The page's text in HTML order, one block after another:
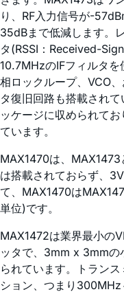
り、RF入力信号が-
35dBまで低減します。
タ(RSSI：Received-
10.7MHzのIFフィルタ
相ロックループ、VCO
タ復旧回路も搭載され
ッケージに収められて
ています。
MAX1470は、
は搭載されておらず、
て、MAX1470は
単位)です。
MAX1472は業界最小の
ッタで、3mm x 3mmの
られています。トラン
ション、つまり